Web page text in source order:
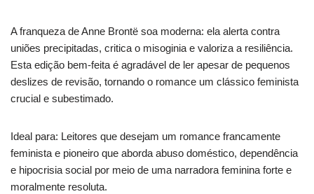
A franqueza de Anne Brontë soa moderna: ela alerta contra
uniões precipitadas, critica o misoginia e valoriza a resiliência.
Esta edição bem-feita é agradável de ler apesar de pequenos
deslizes de revisão, tornando o romance um clássico feminista
crucial e subestimado.
Ideal para: Leitores que desejam um romance francamente
feminista e pioneiro que aborda abuso doméstico, dependência
e hipocrisia social por meio de uma narradora feminina forte e
moralmente resoluta.